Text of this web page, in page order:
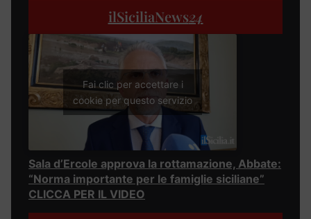
ilSiciliaNews24
Fai clic per accettare i
cookie per questo servizio
Sala d’Ercole approva la rottamazione, Abbate:
“Norma importante per le famiglie siciliane”
CLICCA PER IL VIDEO